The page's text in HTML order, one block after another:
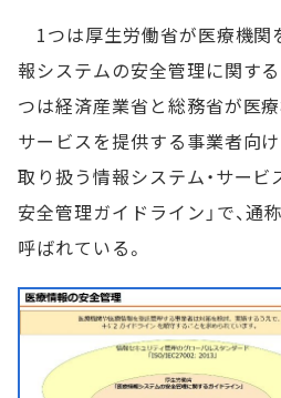
1つは厚生労働省が医療機関
報システムの安全管理に関する
つは経済産業省と総務省が医
サービスを提供する事業者向
取り扱う情報システム・サー
安全管理ガイドライン」で、通
呼ばれている。